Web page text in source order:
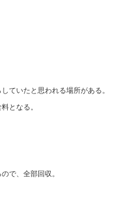
ていたと思われる場所がある。
となる。
で、全部回収。